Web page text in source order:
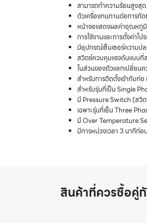
สามารถทำความร้อนสูงสุ
ตัวเครื่องทนทานต่อการกั
หน้าจอแสดงผลค่าอุณหภู
การใช้งานและการตั้งค่าโ
มีอุปกรณ์เซ็นเซอร์ความป
สวิตช์ควบคุมแรงดันแบบที่
ในส่วนของตัวแลกเปลี่ยน
สำหรับการติดตั้งเข้ากับท่อ
สำหรับรุ่นที่เป็น Single
มี Pressure Switch (สวิ
เฉพาะรุ่นที่เย็น Three
มี Over Temperature
มีการหน่วงเวลา 3 นาทีก่อ
สินค้าที่ควรซื้อคู่